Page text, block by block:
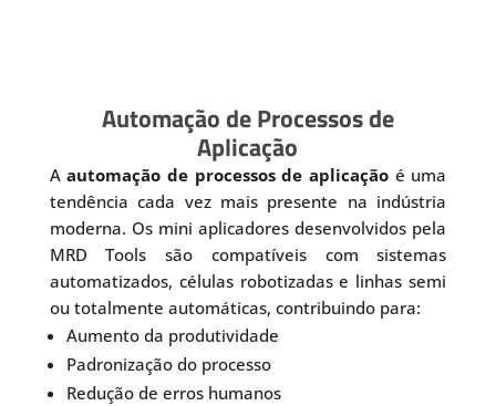
Automação de Processos de
Aplicação
Aautomação de processos de aplicaçãoé uma
tendência cada vez mais presente na indústria
moderna. Os mini aplicadores desenvolvidos pela
MRD Tools são compatíveis com sistemas
automatizados, células robotizadas e linhas semi
ou totalmente automáticas, contribuindo para:
Aumento da produtividade
Padronização do processo
Redução de erros humanos